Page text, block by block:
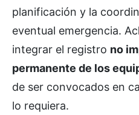
planificación y la
eventual emergencia.
integrar el registro no
permanente de los
de ser convocados en
lo requiera.